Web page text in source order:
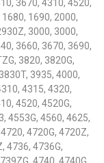
3670, 4310, 4520,
1690, 2000,
3000, 3000,
3660, 3670, 3690,
3820, 3820G,
3935, 4000,
4315, 4320,
4520, 4520G,
4553G, 4560, 4625,
4720G, 4720Z,
4736, 4736G,